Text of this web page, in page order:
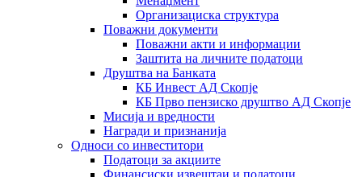
Организациска структура
Поважни документи
Поважни акти и информации
Заштита на личните податоци
Друштва на Банката
КБ Инвест АД Скопје
КБ Прво пензиско друштво АД Скопје
Мисија и вредности
Награди и признанија
Односи со инвеститори
Податоци за акциите
Финансиски извештаи и податоци